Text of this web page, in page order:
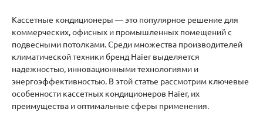
Кассетные кондиционеры — это популярное решение для
коммерческих, офисных и промышленных помещений с
подвесными потолками. Среди множества производителей
климатической техники бренд Haier выделяется
надежностью, инновационными технологиями и
энергоэффективностью. В этой статье рассмотрим ключевые
особенности кассетных кондиционеров Haier, их
преимущества и оптимальные сферы применения.